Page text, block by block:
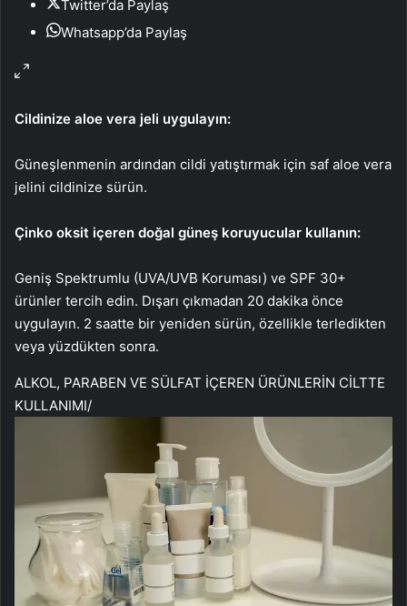
Twitter’da Paylaş
Whatsapp’da Paylaş
Cildinize aloe vera jeli uygulayın:
Güneşlenmenin ardından cildi yatıştırmak için saf aloe vera
jelini cildinize sürün.
Çinko oksit içeren doğal güneş koruyucular kullanın:
Geniş Spektrumlu (UVA/UVB Koruması) ve SPF 30+
ürünler tercih edin. Dışarı çıkmadan 20 dakika önce
uygulayın. 2 saatte bir yeniden sürün, özellikle terledikten
veya yüzdükten sonra.
ALKOL, PARABEN VE SÜLFAT İÇEREN ÜRÜNLERİN CİLTTE
KULLANIMI/